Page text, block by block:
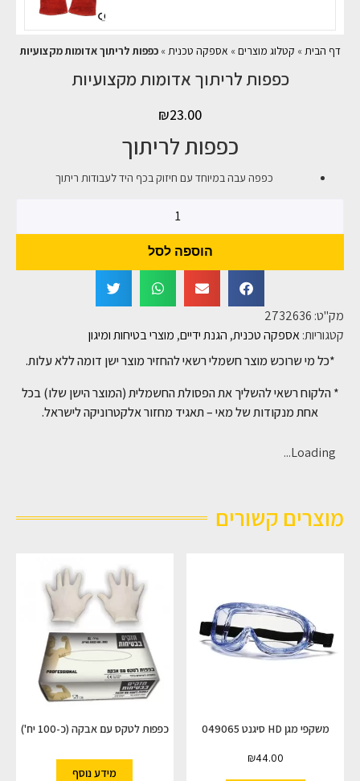
דף הבית » קטלוג מוצרים » אספקה טכנית »כפפות לריתוך אדומות מקצועיות
כפפות לריתוך אדומות מקצועיות
₪23.00
כפפות לריתוך
כפפה עבה במיוחד עם חיזוק בכף היד לעבודות ריתוך
הוספה לסל
מק"ט: 2732636
קטגוריות:אספקה טכנית, הגנת ידיים, מוצרי בטיחות ומיגון
*כל מי שרוכש מוצר חשמלי רשאי להחזיר מוצר ישן דומה ללא עלות.
* הלקוח רשאי להשליך את הפסולת החשמלית (המוצר הישן שלו) בכל
אחת מנקודות של מאי – תאגיד מחזור אלקטרוניקה לישראל.
Loading...
מוצרים קשורים
משקפי מגן HD סיגנט 049065
₪44.00
כפפות לטקס עם אבקה (כ-100 יח')
מידע נוסף